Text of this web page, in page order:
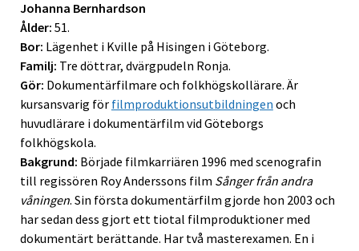
Johanna Bernhardson
Ålder: 51.
Bor: Lägenhet i Kville på Hisingen i Göteborg.
Familj: Tre döttrar, dvärgpudeln Ronja.
Gör: Dokumentärfilmare och folkhögskollärare. Är
kursansvarig för filmproduktionsutbildningen och
huvudlärare i dokumentärfilm vid Göteborgs
folkhögskola.
Bakgrund: Började filmkarriären 1996 med scenografin
till regissören Roy Anderssons film Sånger från andra
våningen. Sin första dokumentärfilm gjorde hon 2003 och
har sedan dess gjort ett tiotal filmproduktioner med
dokumentärt berättande. Har två masterexamen. En i